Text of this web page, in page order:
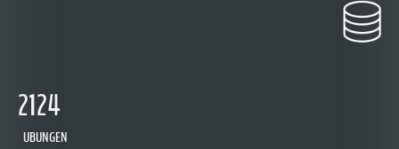
2124
UBUNGEN